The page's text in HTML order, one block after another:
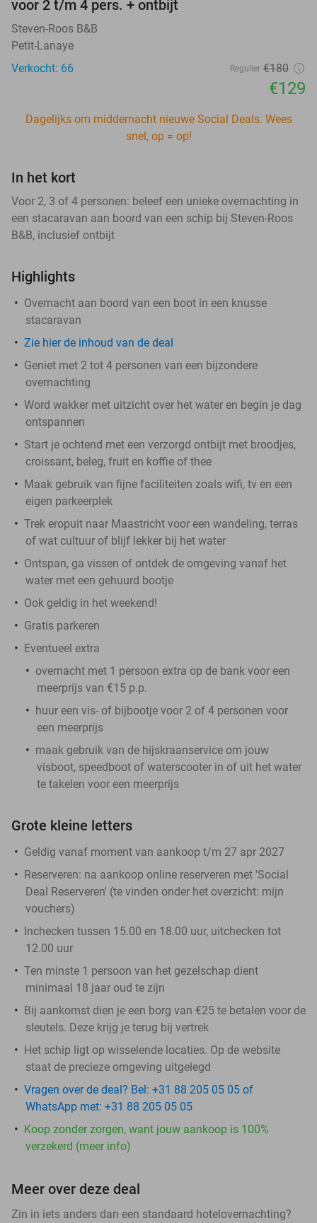
voor 2 t/m 4 pers. + ontbijt
Steven-Roos B&B
Petit-Lanaye
Verkocht: 66
Regulier €180
€129
Dagelijks om middernacht nieuwe Social Deals. Wees
snel, op = op!
In het kort
Voor 2, 3 of 4 personen: beleef een unieke overnachting in
een stacaravan aan boord van een schip bij Steven-Roos
B&B, inclusief ontbijt
Highlights
Overnacht aan boord van een boot in een knusse
stacaravan
Zie hier de inhoud van de deal
Geniet met 2 tot 4 personen van een bijzondere
overnachting
Word wakker met uitzicht over het water en begin je dag
ontspannen
Start je ochtend met een verzorgd ontbijt met broodjes,
croissant, beleg, fruit en koffie of thee
Maak gebruik van fijne faciliteiten zoals wifi, tv en een
eigen parkeerplek
Trek eropuit naar Maastricht voor een wandeling, terras
of wat cultuur of blijf lekker bij het water
Ontspan, ga vissen of ontdek de omgeving vanaf het
water met een gehuurd bootje
Ook geldig in het weekend!
Gratis parkeren
Eventueel extra
overnacht met 1 persoon extra op de bank voor een
meerprijs van €15 p.p.
huur een vis- of bijbootje voor 2 of 4 personen voor
een meerprijs
maak gebruik van de hijskraanservice om jouw
visboot, speedboot of waterscooter in of uit het water
te takelen voor een meerprijs
Grote kleine letters
Geldig vanaf moment van aankoop t/m 27 apr 2027
Reserveren: na aankoop online reserveren met 'Social
Deal Reserveren' (te vinden onder het overzicht: mijn
vouchers)
Inchecken tussen 15.00 en 18.00 uur, uitchecken tot
12.00 uur
Ten minste 1 persoon van het gezelschap dient
minimaal 18 jaar oud te zijn
Bij aankomst dien je een borg van €25 te betalen voor de
sleutels. Deze krijg je terug bij vertrek
Het schip ligt op wisselende locaties. Op de website
staat de precieze omgeving uitgelegd
Vragen over de deal? Bel: +31 88 205 05 05 of
WhatsApp met: +31 88 205 05 05
Koop zonder zorgen, want jouw aankoop is 100%
verzekerd (meer info)
Meer over deze deal
Zin in iets anders dan een standaard hotelovernachting?